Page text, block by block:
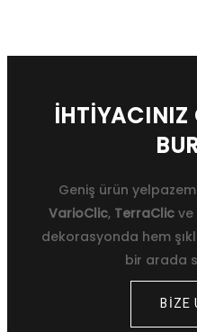
İHTIYACINIZ
Geniş ürün
VarioClic, TerraClicve
dekorasyonda hem
bir arada
BİZE